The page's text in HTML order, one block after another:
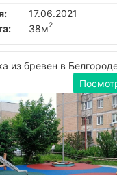
17.06.2021
38м2
из бревен в